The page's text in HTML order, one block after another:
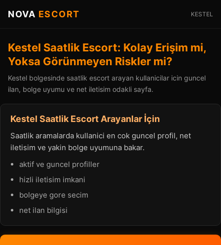
NOVA ESCORT KESTEL
Kestel Saatlik Escort: Kolay Erişim mi,
Yoksa Görünmeyen Riskler mi?
Kestel bolgesinde saatlik escort arayan kullanicilar icin guncel
ilan, bolge uyumu ve net iletisim odakli sayfa.
Kestel Saatlik Escort Arayanlar İçin
Saatlik aramalarda kullanici en cok guncel profil, net
iletisim ve yakin bolge uyumuna bakar.
aktif ve guncel profiller
hizli iletisim imkani
bolgeye gore secim
net ilan bilgisi